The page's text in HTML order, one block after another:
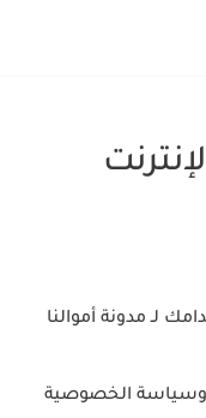
لـ مدونة أموالنا
وسياسة الخصوصية